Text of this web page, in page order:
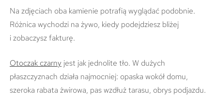
Na zdjęciach oba kamienie potrafią wyglądać podobnie.
Różnica wychodzi na żywo, kiedy podejdziesz bliżej
i zobaczysz fakturę.
Otoczak czarny jest jak jednolite tło. W dużych
płaszczyznach działa najmocniej: opaska wokół domu,
szeroka rabata żwirowa, pas wzdłuż tarasu, obrys podjazdu.